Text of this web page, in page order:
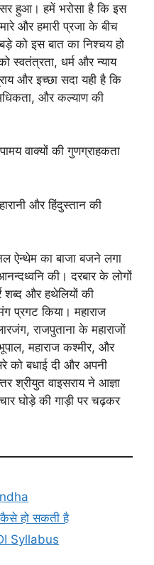
हुआ। हमें भरोसा है कि इस
और हमारी प्रजा के बीच
को इस बात का निश्चय हो
स्वतंत्रता, धर्म और न्याय
और इच्छा सदा यही है कि
और कल्याण की
वाक्यों की गुणग्राहकता
और हिंदुस्तान की
ऐन्थेम का बाजा बजने लगा
की। दरबार के लोगों
शब्द और हथेलियों की
प्रगट किया। महाराज
राजपुताना के महाराजों
महाराज कश्मीर, और
को बधाई दी और अपनी
श्रीयुत वाइसराय ने आज्ञा
घोड़े की गाड़ी पर चढ़कर
कैसे हो सकती है
Syllabus